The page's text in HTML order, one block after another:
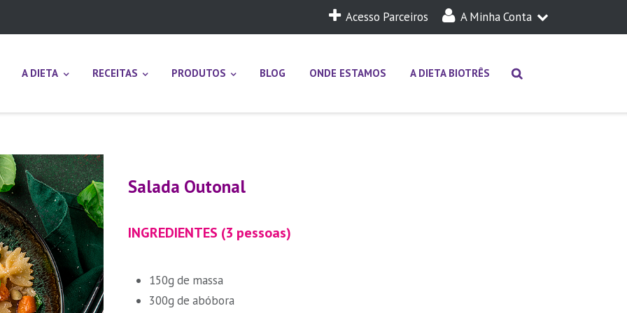
Acesso Parceiros A Minha Conta
Login
A DIETA RECEITAS PRODUTOS BLOG ONDE ESTAMOS A DIETA BIOTRÊS
Salada Outonal
INGREDIENTES (3 pessoas)
150g de massa
300g de abóbora